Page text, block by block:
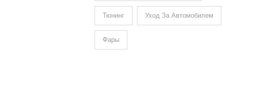
Тюнинг Уход За Автомобилем
Фары